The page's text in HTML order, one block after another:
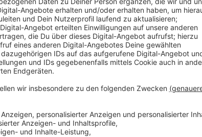
Dieses Jahr sieht es ähnlich aus. Besonders beliebt
Aber auch selbst gebastelte und nachhaltige Kalender
Beispiel der von "Save The Water", der ausschließlich
geben wir im Schnitt für einen Adventskalender aus.